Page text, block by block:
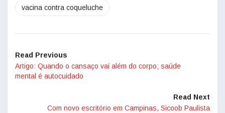
vacina contra coqueluche
Read Previous
Artigo: Quando o cansaço vai além do corpo; saúde
mental é autocuidado
Read Next
Com novo escritório em Campinas, Sicoob Paulista